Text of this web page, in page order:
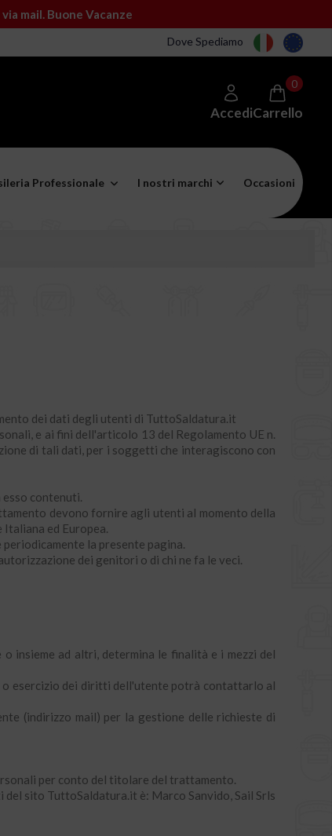
mail. Buone Vacanze
Dove Spediamo
AccediCarrello
0
Professionale I nostri marchi Occasioni
dei dati degli utenti di TuttoSaldatura.it
e ai fini dell'articolo 13 del Regolamento UE n.
di tali dati, per i soggetti che interagiscono con
contenuti.
devono fornire agli utenti al momento della
ed Europea.
la presente pagina.
dei genitori o di chi ne fa le veci.
insieme ad altri, determina le finalità e i mezzi del
o esercizio dei diritti dell'utente potrà contattarlo al
(indirizzo mail) per la gestione delle richieste di
per conto del titolare del trattamento.
sito TuttoSaldatura.it è: Marco Sanvido, Sail Srls